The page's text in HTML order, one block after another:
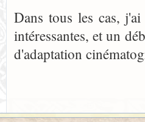
Dans tous les cas,
intéressantes, et un
d'adaptation